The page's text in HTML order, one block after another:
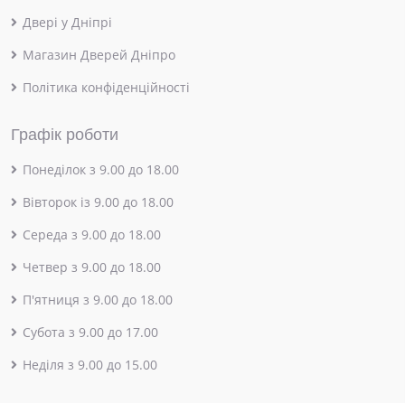
Двері у Дніпрі
Магазин Дверей Дніпро
Політика конфіденційності
Графік роботи
Понеділок з 9.00 до 18.00
Вівторок із 9.00 до 18.00
Середа з 9.00 до 18.00
Четвер з 9.00 до 18.00
П'ятниця з 9.00 до 18.00
Субота з 9.00 до 17.00
Неділя з 9.00 до 15.00